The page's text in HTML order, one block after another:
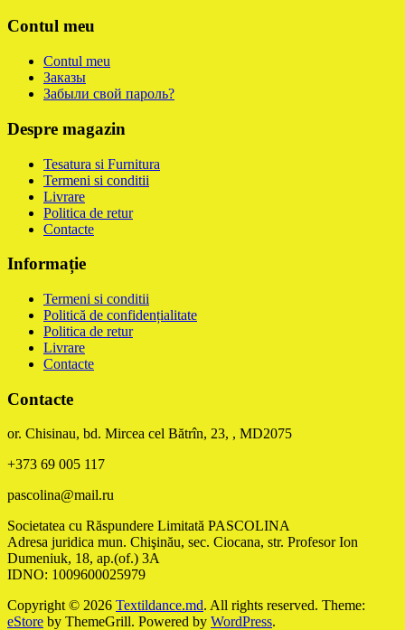
Contul meu
Contul meu
Заказы
Забыли свой пароль?
Despre magazin
Tesatura si Furnitura
Termeni si conditii
Livrare
Politica de retur
Contacte
Informație
Termeni si conditii
Politică de confidențialitate
Politica de retur
Livrare
Contacte
Contacte
or. Chisinau, bd. Mircea cel Bătrîn, 23, , MD2075
+373 69 005 117
pascolina@mail.ru
Societatea cu Răspundere Limitată PASCOLINA
Adresa juridica mun. Chişinău, sec. Ciocana, str. Profesor Ion
Dumeniuk, 18, ap.(of.) 3A
IDNO: 1009600025979
Copyright © 2026 Textildance.md. All rights reserved. Theme:
eStore by ThemeGrill. Powered by WordPress.